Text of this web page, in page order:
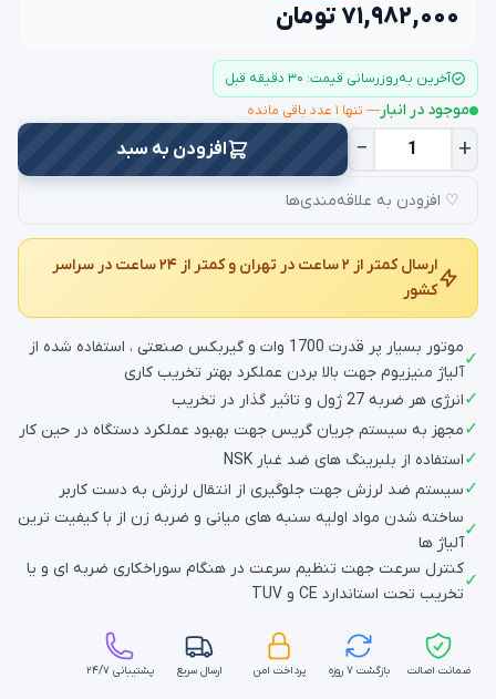
۷۱,۹۸۲,۰۰۰ تومان
آخرین به‌روزرسانی قیمت: ۳۰ دقیقه قبل
موجود در انبار— تنها ۱ عدد باقی مانده
− + افزودن به سبد
♡ افزودن به علاقه‌مندی‌ها
ارسال کمتر از ۲ ساعت در تهران و کمتر از ۲۴ ساعت در سراسر
کشور
✓
موتور بسیار پر قدرت 1700 وات و گیربکس صنعتی ، استفاده شده از
آلیاژ منیزیوم جهت بالا بردن عملکرد بهتر تخریب کاری
✓انرژی هر ضربه 27 ژول و تاثیر گذار در تخریب
✓مجهز به سیستم جریان گریس جهت بهبود عملکرد دستگاه در حین کار
✓استفاده از بلبرینگ های ضد غبار NSK
✓سیستم ضد لرزش جهت جلوگیری از انتقال لرزش به دست کاربر
✓
ساخته شدن مواد اولیه سنبه های میانی و ضربه زن از با کیفیت ترین
آلیاژ ها
✓
کنترل سرعت جهت تنظیم سرعت در هنگام سوراخکاری ضربه ای و یا
تخریب تحت استاندارد CE و TUV
ضمانت اصالت بازگشت ۷ روزه پرداخت امن ارسال سریع پشتیبانی ۲۴/۷